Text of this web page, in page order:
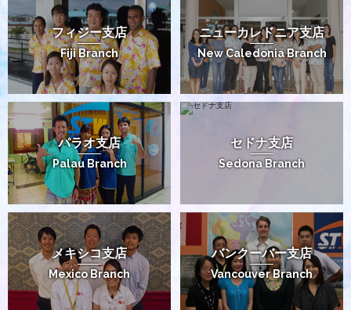
フィジー支店
Fiji Branch
ニューカレドニア支店
New Caledonia Branch
パラオ支店
Palau Branch
セドナ支店
Sedona Branch
メキシコ支店
Mexico Branch
バンクーバー支店
Vancouver Branch